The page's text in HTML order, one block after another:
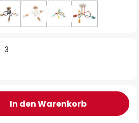
3
In den Warenkorb